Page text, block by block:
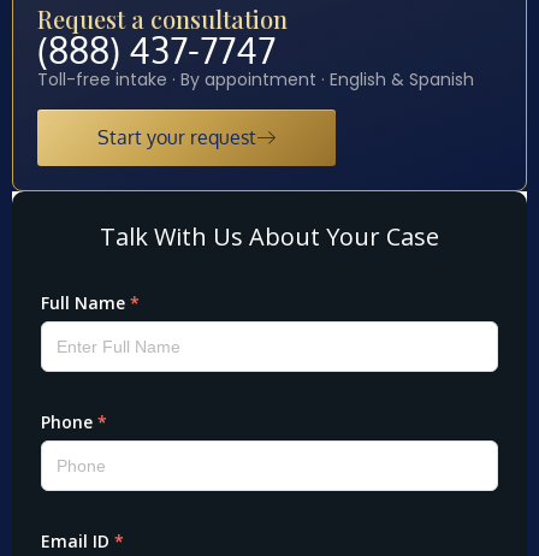
Request a consultation
(888) 437-7747
Toll-free intake · By appointment · English & Spanish
Start your request